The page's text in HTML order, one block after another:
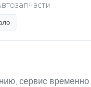
сервис временно